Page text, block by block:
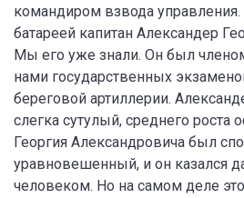
командиром взвода
батареей капитан Александер
Мы его уже знали. Он был
нами государственных
береговой артиллерии.
слегка сутулый, среднего роста
Георгия Александровича был
уравновешенный, и он казался
человеком. Но на самом деле